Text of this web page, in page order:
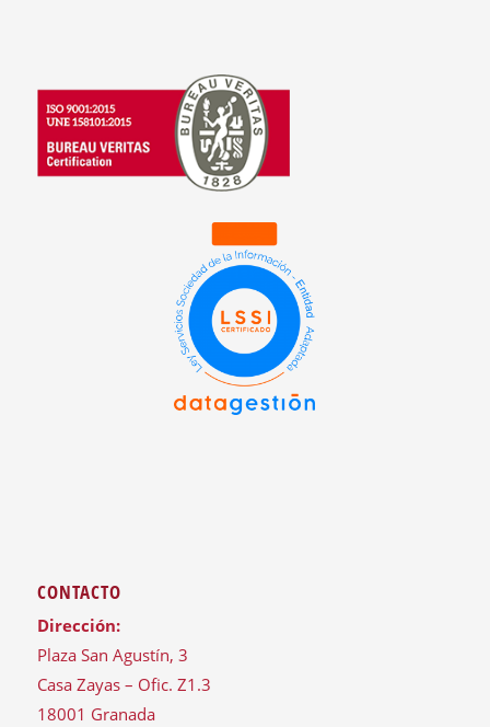
CONTACTO
Dirección:
Plaza San Agustín, 3
Casa Zayas – Ofic. Z1.3
18001 Granada